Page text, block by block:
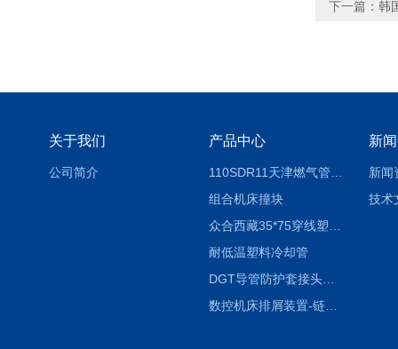
下一篇： 韩
关于我们
公司简介
产品中心
组合机床撞块
耐低温塑料冷却管
DGT导管防护套接头形式与参数
数控机床排屑装置-链板式排屑机
新
新闻
技术